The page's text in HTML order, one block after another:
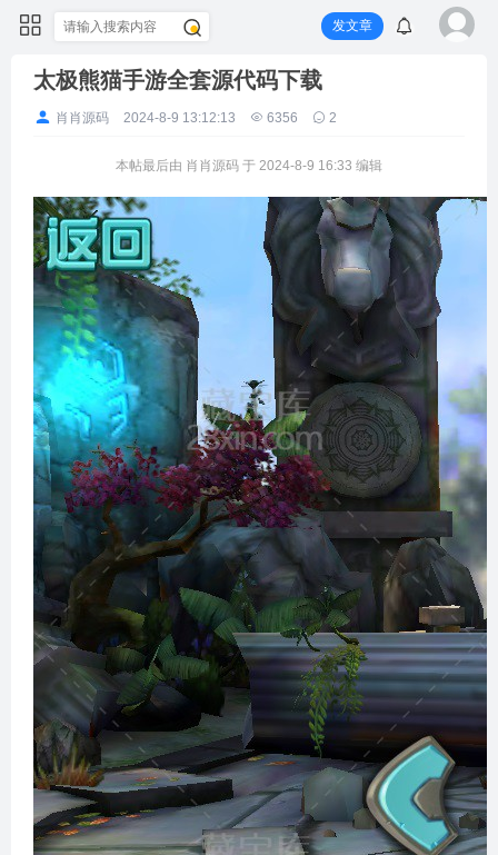
发文章
太极熊猫手游全套源代码下载
肖肖源码 2024-8-9 13:12:13 6356 2
本帖最后由 肖肖源码 于 2024-8-9 16:33 编辑